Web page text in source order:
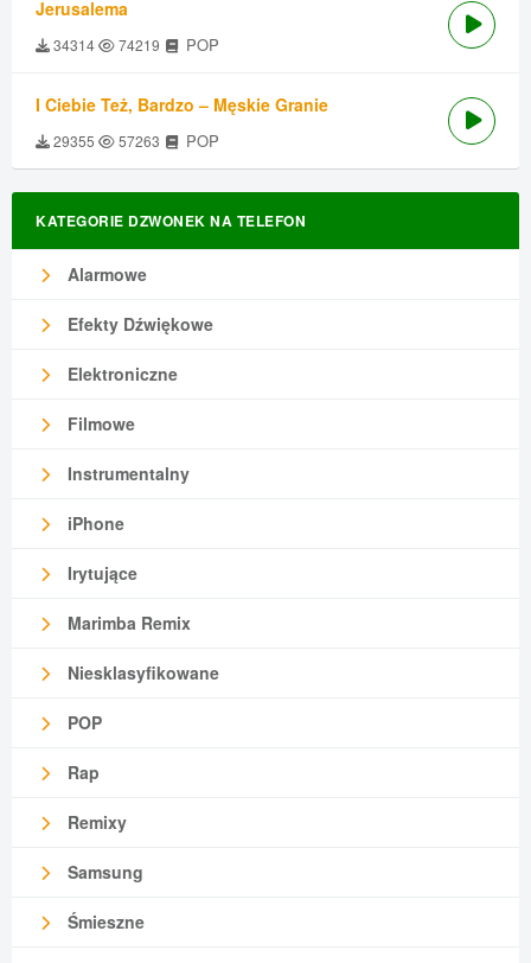
Jerusalema
34314 74219 POP
I Ciebie Też, Bardzo – Męskie Granie
29355 57263 POP
KATEGORIE DZWONEK NA TELEFON
Alarmowe
Efekty Dźwiękowe
Elektroniczne
Filmowe
Instrumentalny
iPhone
Irytujące
Marimba Remix
Niesklasyfikowane
POP
Rap
Remixy
Samsung
Śmieszne